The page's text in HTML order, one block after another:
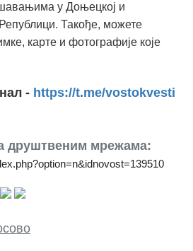
у Доњецкој и
Такође, можете
карте и фотографије које
- https://t.me/vostokvesti
друштвеним мрежама: